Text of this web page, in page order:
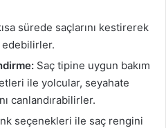
sürede saçlarını kestirerek
Saç tipine uygun bakım
ile yolcular, seyahate
canlandırabilirler.
seçenekleri ile saç rengini